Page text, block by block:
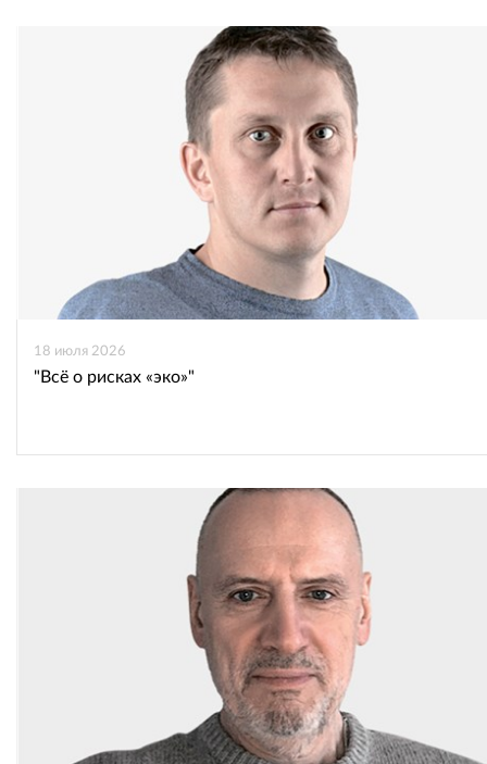
18 июля 2026
"Всё о рисках «эко»"